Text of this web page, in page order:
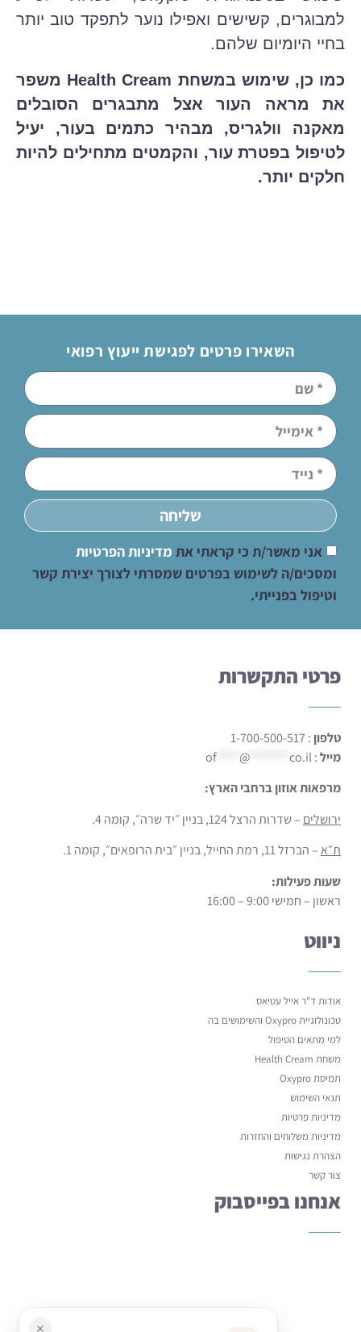
למבוגרים, קשישים ואפילו נוער לתפקד טוב יותר
בחיי היומיום שלהם.
כמו כן, שימוש במשחת Health Cream משפר
את מראה העור אצל מתבגרים הסובלים
מאקנה וולגריס, מבהיר כתמים בעור, יעיל
לטיפול בפטרת עור, והקמטים מתחילים להיות
חלקים יותר.
השאירו פרטים לפגישת ייעוץ רפואי
אני מאשר/ת כי קראתי את מדיניות הפרטיות
ומסכים/ה לשימוש בפרטים שמסרתי לצורך יצירת קשר
וטיפול בפנייתי.
שליחה
פרטי התקשרות
טלפון : 1-700-500-517
מייל:
of @
co.il
מרפאות אוזון ברחבי הארץ:
ירושלים – שדרות הרצל 124, בניין ״יד שרה״, קומה 4.
ת״א– הברזל 11, רמת החייל, בניין ״בית הרופאים״, קומה 1.
שעות פעילות:
ראשון – חמישי 9:00 – 16:00
ניווט
אודות ד"ר אייל עטיאס
טכונולוגיית Oxypro והשימושים בה
למי מתאים הטיפול
משחת Health Cream
תמיסת Oxypro
תנאי השימוש
מדיניות פרטיות
מדיניות משלוחים והחזרות
הצהרת נגישות
צור קשר
אנחנו בפייסבוק
✕